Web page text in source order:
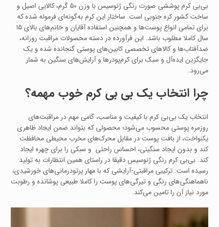
بی‌بی کرم پوششی صورت رنگی ژنوسیس با وزن ۵۰ گرم، کالایی اصیل و
ساخت کشور کره جنوبی است. ساختار این کرم به‌گونه‌ای فرموله شده که
برای تمامی انواع پوست‌ها و همچنین استفاده آقایان و خانم‌های بالای ۱۵
سال کاملا مطلوب باشد. این فرآورده در دسته محصولات مراقبت روزانه،
ضدآفتاب‌ها و کالاهای تخصصی کابین‌های پوستی گنجانده شده و یک
جایگزین ایده‌آل و سبک برای کرم‌پودرها و آرایش‌های سنگین به شمار
می‌رود.
چرا انتخاب یک بی بی کرم خوب مهمه؟
انتخاب یک بی‌بی کرم با کیفیت و مناسب، گامی مهم در مراقبت‌های
روزمره پوستی محسوب می‌شود؛ محصولی که بتواند ضمن ایجاد ظاهری
یکنواخت، از بافت پوست در مقابل محرک‌های مخرب محیطی محافظت
کند و بدون ایجاد سنگینی، احساس راحتی و سبکی را برای چهره ایجاد
کند. بی‌بی کرم رنگی ژنوسیس دقیقا در راستای همین انتظارات به تولید
رسیده است: ترکیبی مراقبتی-آرایشی که با مهار پرتودرمانی‌های خورشیدی،
ناهماهنگی‌های رنگی و تیرگی‌های پوست را کاملا طبیعی پوشانده و رطوبت
مورد نیاز آن را تامین می‌کند.